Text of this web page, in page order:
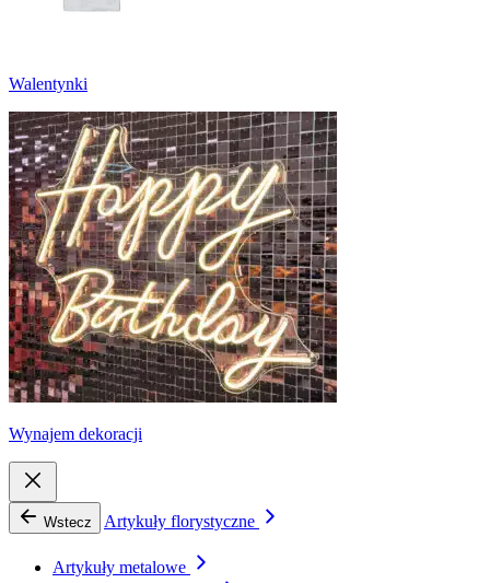
Walentynki
Wynajem dekoracji
Wstecz Artykuły florystyczne
Artykuły metalowe